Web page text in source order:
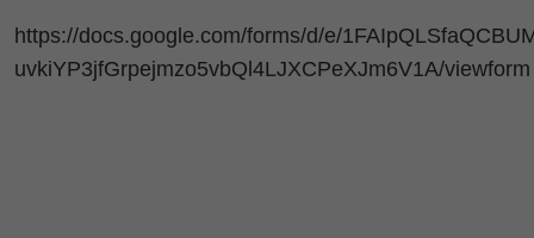
https://docs.google.com/forms/d/e/
uvkiYP3jfGrpejmzo5vbQl4LJXCPeXJm6V1A/viewform